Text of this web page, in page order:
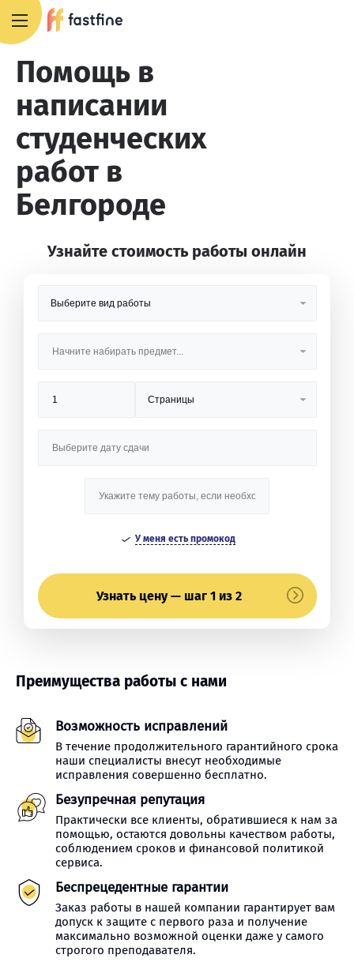
Помощь в
написании
студенческих
работ в
Белгороде
Узнайте стоимость работы онлайн
У меня есть промокод
Узнать цену — шаг 1 из 2
Преимущества работы с нами
Возможность исправлений
В течение продолжительного гарантийного срока
наши специалисты внесут необходимые
исправления совершенно бесплатно.
Безупречная репутация
Практически все клиенты, обратившиеся к нам за
помощью, остаются довольны качеством работы,
соблюдением сроков и финансовой политикой
сервиса.
Беспрецедентные гарантии
Заказ работы в нашей компании гарантирует вам
допуск к защите с первого раза и получение
максимально возможной оценки даже у самого
строгого преподавателя.